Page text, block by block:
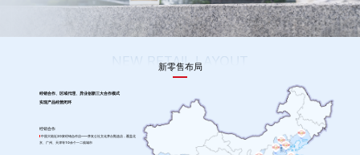
NEW RETAIL LAYOUT
新零售布局
经销合作、区域代理、异业创新三大合作模式
实现产品经营闭环
经销合作
中国大陆近20家经销合作店——茅友公社文化茅台甄选店，覆盖北
京、广州、天津等10余个一二线城市